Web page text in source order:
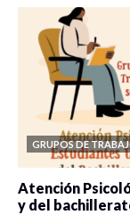
GRUPOS DE
Atención
y del